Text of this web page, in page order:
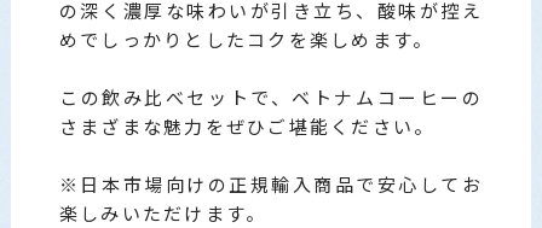
の深く濃厚な味わいが引き立ち、酸味が控え
めでしっかりとしたコクを楽しめます。
この飲み比べセットで、ベトナムコーヒーの
さまざまな魅力をぜひご堪能ください。
※日本市場向けの正規輸入商品で安心してお
楽しみいただけます。